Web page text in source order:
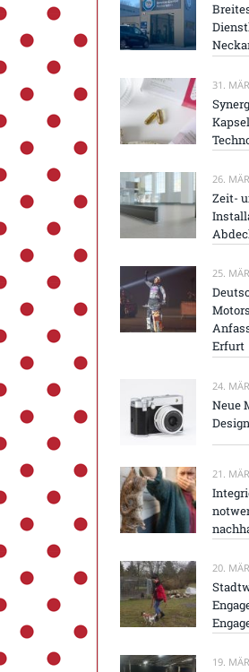
31.
26.
Zeit-
25.
Erfurt
24.
Neue
21.
20.
19.